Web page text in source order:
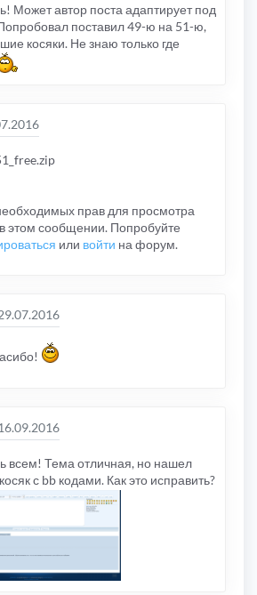
Может автор поста адаптирует под
поставил 49-ю на 51-ю,
косяки. Не знаю только где
прав для просмотра
этом сообщении. Попробуйте
или войти на форум.
всем! Тема отличная, но нашел
с bb кодами. Как это исправить?